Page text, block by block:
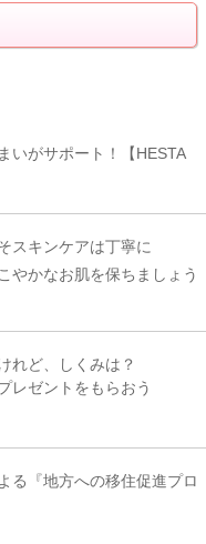
いがサポート！【HESTA
スキンケアは丁寧に
やかなお肌を保ちましょう
れど、しくみは？
レゼントをもらおう
る『地方への移住促進プロ